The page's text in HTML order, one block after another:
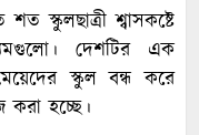
স্কুলছাত্রী শ্বাসকষ্টে
দেশটির এক
স্কুল বন্ধ করে
করা হচ্ছে।